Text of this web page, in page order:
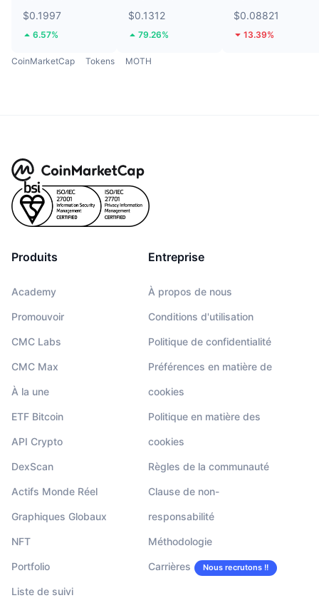
$0.1997
6.57%
$0.1312
79.26%
$0.08821
13.39%
CoinMarketCap Tokens MOTH
Produits
Academy
Promouvoir
CMC Labs
CMC Max
À la une
ETF Bitcoin
API Crypto
DexScan
Actifs Monde Réel
Graphiques Globaux
NFT
Portfolio
Liste de suivi
Entreprise
À propos de nous
Conditions d'utilisation
Politique de confidentialité
Préférences en matière de
cookies
Politique en matière des
cookies
Règles de la communauté
Clause de non-
responsabilité
Méthodologie
Carrières Nous recrutons !!